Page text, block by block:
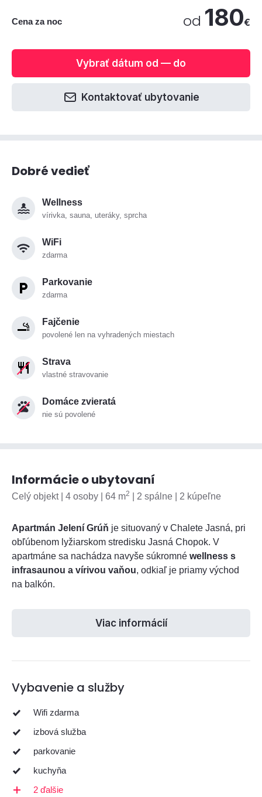
Cena za noc od 180€
Vybrať dátum od — do
Kontaktovať ubytovanie
Dobré vedieť
Wellness
vírivka, sauna, uteráky, sprcha
WiFi
zdarma
Parkovanie
zdarma
Fajčenie
povolené len na vyhradených miestach
Strava
vlastné stravovanie
Domáce zvieratá
nie sú povolené
Informácie o ubytovaní
Celý objekt | 4 osoby | 64 m2 | 2 spálne | 2 kúpeľne
Apartmán Jelení Grúň je situovaný v Chalete Jasná, pri
obľúbenom lyžiarskom stredisku Jasná Chopok. V
apartmáne sa nachádza navyše súkromné wellness s
infrasaunou a vírivou vaňou, odkiaľ je priamy východ
na balkón.
Viac informácií
Vybavenie a služby
Wifi zdarma
izbová služba
parkovanie
kuchyňa
2 ďalšie